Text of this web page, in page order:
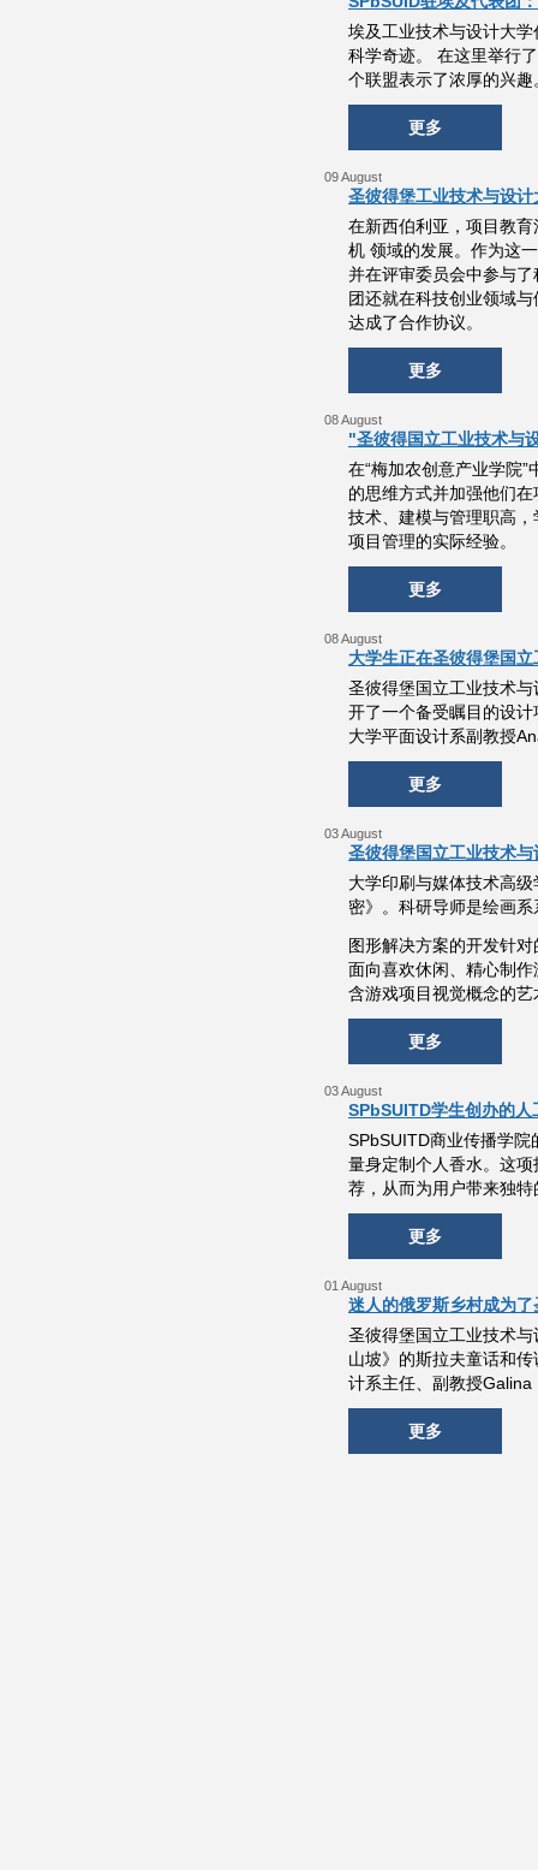
埃及工业技术与设计大
科学奇迹。 在这里举行
个联盟表示了浓厚的兴趣
更多
09 August
圣彼得堡工业技术与设
在新西伯利亚，项目教
机 领域的发展。作为这
并在评审委员会中参与
团还就在科技创业领域
达成了合作协议。
更多
08 August
"圣彼得国立工业技术与
在“梅加农创意产业学院
的思维方式并加强他们
技术、建模与管理职高
项目管理的实际经验。
更多
08 August
大学生正在圣彼得堡国
圣彼得堡国立工业技术
开了一个备受瞩目的设
大学平面设计系副教授
更多
03 August
圣彼得堡国立工业技术
大学印刷与媒体技术高
密》。科研导师是绘画
图形解决方案的开发针
面向喜欢休闲、精心制
含游戏项目视觉概念的艺
更多
03 August
SPbSUITD学生创办的
SPbSUITD商业传播学
量身定制个人香水。这
荐，从而为用户带来独
更多
01 August
迷人的俄罗斯乡村成为
圣彼得堡国立工业技术
山坡》的斯拉夫童话和
计系主任、副教授
更多